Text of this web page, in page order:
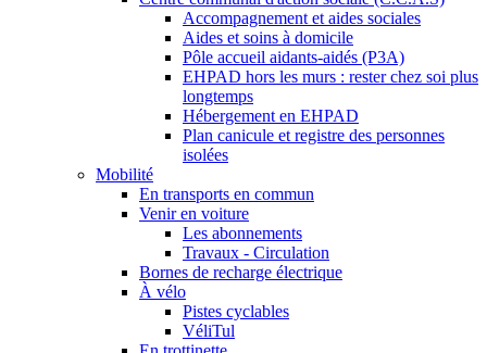
Accompagnement et aides sociales
Aides et soins à domicile
Pôle accueil aidants-aidés (P3A)
EHPAD hors les murs : rester chez soi plus
longtemps
Hébergement en EHPAD
Plan canicule et registre des personnes
isolées
Mobilité
En transports en commun
Venir en voiture
Les abonnements
Travaux - Circulation
Bornes de recharge électrique
À vélo
Pistes cyclables
VéliTul